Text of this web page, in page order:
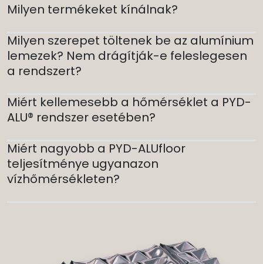
Milyen termékeket kínálnak?
Milyen szerepet töltenek be az alumínium
lemezek? Nem drágítják-e feleslegesen
a rendszert?
Miért kellemesebb a hőmérséklet a PYD-
ALU® rendszer esetében?
Miért nagyobb a PYD-ALUfloor
teljesítménye ugyanazon
vízhőmérsékleten?